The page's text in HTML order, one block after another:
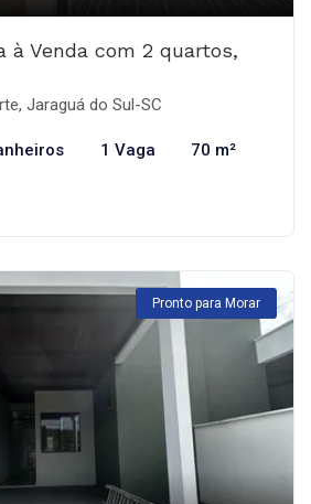
à Venda com 2 quartos,
Jaraguá do Sul-SC
1 Vaga 70 m²
Pronto para Morar